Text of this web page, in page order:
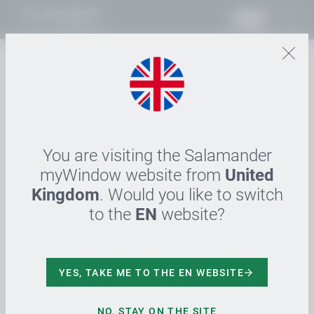
You are visiting the Salamander
myWindow website from United
Kingdom. Would you like to switch
to the EN website?
YES, TAKE ME TO THE EN WEBSITE
NO, STAY ON THE SITE
Mother's Earth Day
1970 wurde der internationale Mother’s Earth Day
initiiert. Ein Aktionstag im Zeichen des
Umweltschutzes, der dazu aufruft, dass wir unser
Konsumverhalten in Bezug auf ökologische und
nachhaltige Aspekte überdenken.
sind einige “R” Disziplinen zur Inspiration.